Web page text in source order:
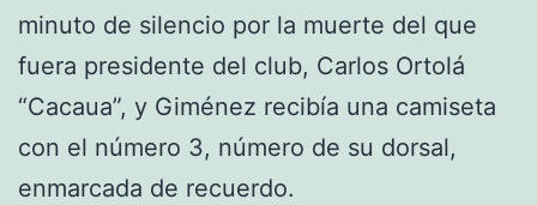
minuto de silencio por la muerte del que
fuera presidente del club, Carlos Ortolá
“Cacaua”, y Giménez recibía una camiseta
con el número 3, número de su dorsal,
enmarcada de recuerdo.